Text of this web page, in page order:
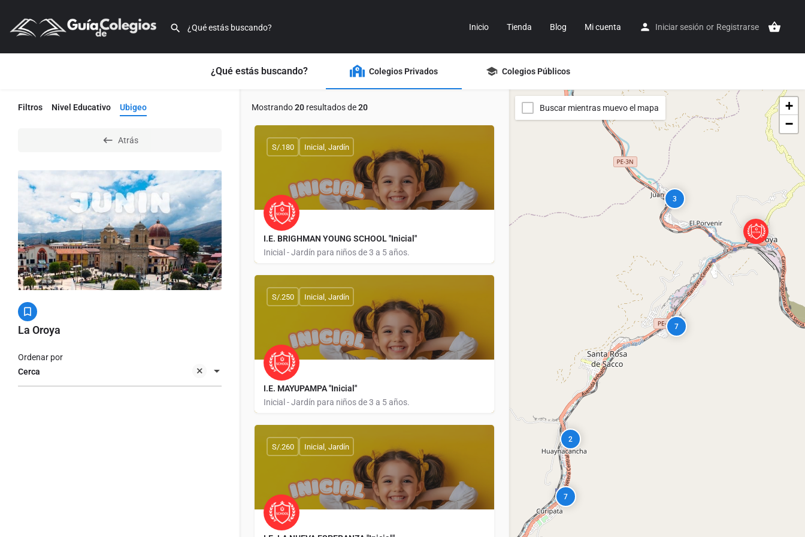
Inicio Tienda Blog Mi cuenta Iniciar sesión or Registrarse
¿Qué estás buscando? Colegios Privados Colegios Públicos
Filtros Nivel Educativo Ubigeo
Atrás
La Oroya
Cerca
Ordenar por
Mostrando20 resultados de20
I.E. BRIGHMAN YOUNG SCHOOL "Inicial"
Inicial - Jardín para niños de 3 a 5 años.
S/.180 Inicial, Jardín
I.E. MAYUPAMPA "Inicial"
Inicial - Jardín para niños de 3 a 5 años.
S/.250 Inicial, Jardín
S/.260 Inicial, Jardín
2
7
3
7
+
−
Buscar mientras muevo el mapa